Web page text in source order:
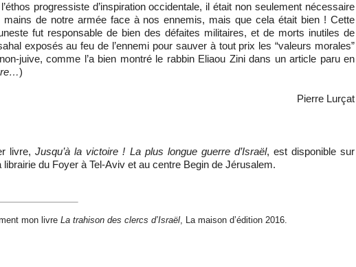
progressiste d’inspiration occidentale, il était non seulement nécessaire
mains de notre armée face à nos ennemis, mais que cela était bien ! Cette
fut responsable de bien des défaites militaires, et de morts inutiles de
exposés au feu de l’ennemi pour sauver à tout prix les “valeurs morales”
juive, comme l’a bien montré le rabbin Eliaou Zini dans un article paru en
)
Pierre Lurçat
livre,Jusqu’à la victoire ! La plus longue guerre d’Israël, est disponible sur
librairie du Foyer à Tel-Aviv et au centre Begin de Jérusalem.
mon livre La trahison des clercs d’Israël , La maison d’édition 2016.